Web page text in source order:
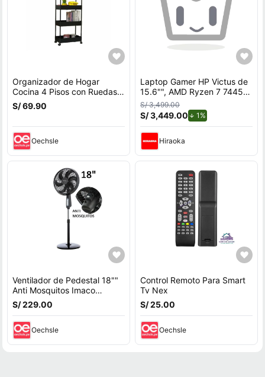
Organizador de Hogar
Cocina 4 Pisos con Ruedas
Negro Verdulero Frutero
S/ 69.90
Oechsle
Laptop Gamer HP Victus de
15.6"", AMD Ryzen 7 7445H,
NVIDIA GeForce RTX 3050,
16GB RAM, disco sólido de
512GB, modelo 15-fb3020la
S/ 3,499.00
S/ 3,449.00 1%de descuento.
Hiraoka
Ventilador de Pedestal 18""
Anti Mosquitos Imaco
FSM7518MK 85W
S/ 229.00
Oechsle
Control Remoto Para Smart
Tv Nex
S/ 25.00
Oechsle